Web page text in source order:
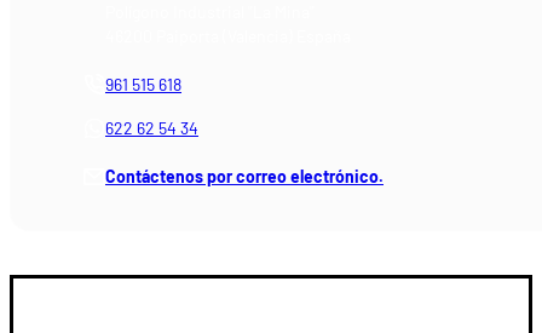
961 515 618
622 62 54 34
Contáctenos por correo electrónico.